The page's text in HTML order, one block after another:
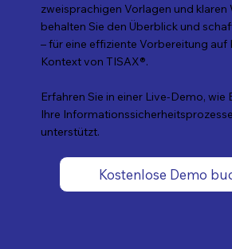
zweisprachigen Vorlagen und klaren
behalten Sie den Überblick und
– für eine effiziente Vorbereitung auf
Kontext von TISAX®.
Erfahren Sie in einer Live-Demo, wie
Ihre
unterstützt.
Kostenlose Demo